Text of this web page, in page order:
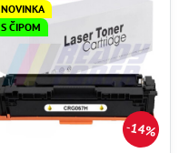
14%
NOVINKA
S ČIPOM